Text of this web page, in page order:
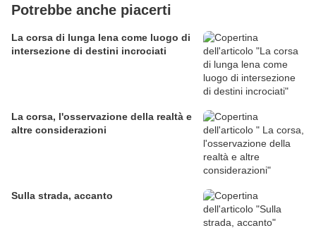
Potrebbe anche piacerti
La corsa di lunga lena come luogo di
intersezione di destini incrociati
La corsa, l'osservazione della realtà e
altre considerazioni
Sulla strada, accanto